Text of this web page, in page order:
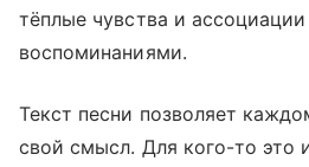
тёплые чувства и
воспоминаниями.
Текст песни позволяет
свой смысл. Для кого-то это